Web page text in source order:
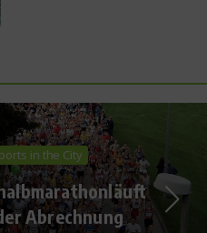
News
Aus für
und Beck,